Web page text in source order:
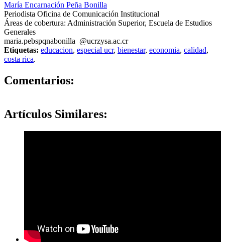
María Encarnación Peña Bonilla
Periodista Oficina de Comunicación Institucional
Áreas de cobertura: Administración Superior, Escuela de Estudios
Generales
maria.pebspqnabonilla @ucrzysa.ac.cr
Etiquetas: educacion, especial ucr, bienestar, economia, calidad,
costa rica.
Comentarios:
Artículos Similares: